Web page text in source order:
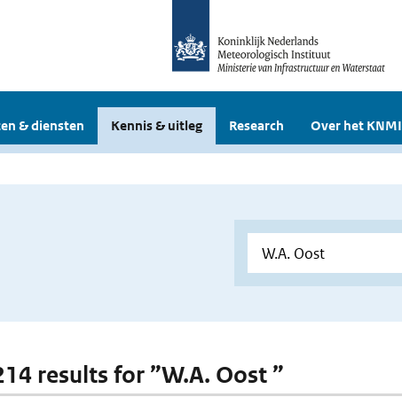
& diensten Kennis & uitleg Research Over het KNMI
results for ”W.A. Oost ”